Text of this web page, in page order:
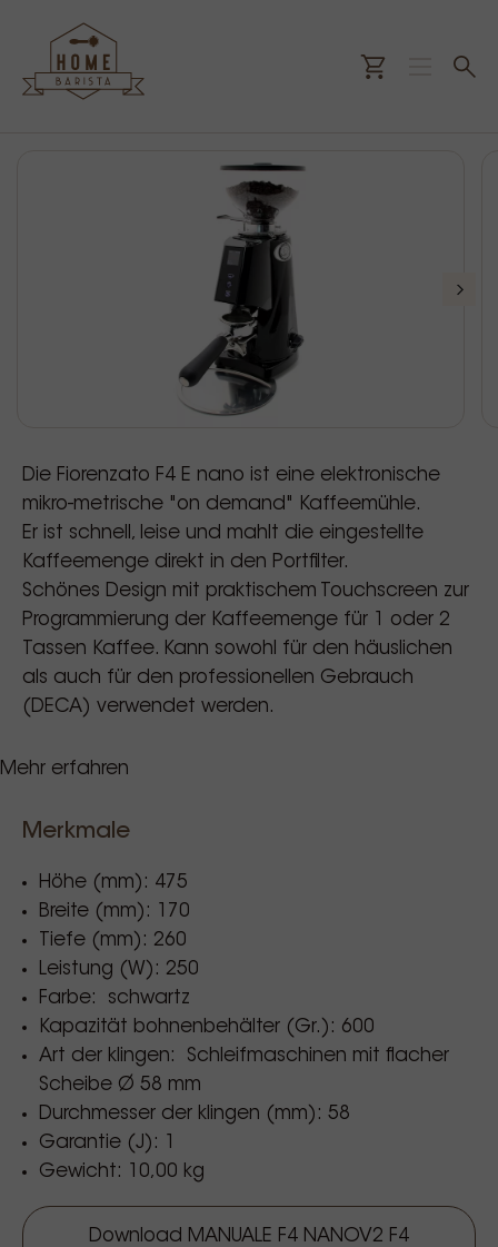
Die Fiorenzato F4 E nano ist eine elektronische
mikro-metrische "on demand" Kaffeemühle.
Er ist schnell, leise und mahlt die eingestellte
Kaffeemenge direkt in den Portfilter.
Schönes Design mit praktischem Touchscreen zur
Programmierung der Kaffeemenge für 1 oder 2
Tassen Kaffee. Kann sowohl für den häuslichen
als auch für den professionellen Gebrauch
(DECA) verwendet werden.
Kontinuierliche mikrometrische Einstellung
- Einzeldosiersystem, manuelle Bedienung oder
- Touch Display, 3 Tasten (davon 2
programmierbar): 1 Tasse, 2 Tassen, kontinuierlich
- lackiertes Metall SCHWARZ
- Motorleistung 250 W
- Flachschleifscheiben Ø 58 mm
- Drehzahl der Schleifmaschine: 1400/min
Type dosismessing: on demand
Soort behuizing:
Mehr erfahren
Merkmale
Höhe (mm): 475
Breite (mm): 170
Tiefe (mm): 260
Leistung (W): 250
Farbe: schwartz
Kapazität bohnenbehälter (Gr.): 600
Art der klingen: Schleifmaschinen mit flacher
Scheibe Ø 58 mm
Durchmesser der klingen (mm): 58
Garantie (J): 1
Gewicht: 10,00 kg
Download MANUALE F4 NANOV2 F4